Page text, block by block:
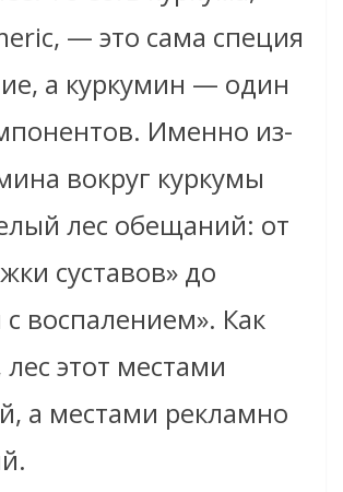
— это сама специя
а куркумин — один
Именно из-
вокруг куркумы
лес обещаний: от
суставов» до
воспалением». Как
лес этот местами
а местами рекламно